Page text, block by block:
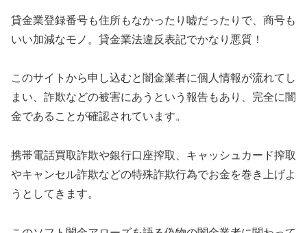
貸金業登録番号も住所もなかったり嘘だったりで、商号も
いい加減なモノ。貸金業法違反表記でかなり悪質！
このサイトから申し込むと闇金業者に個人情報が流れてし
まい、詐欺などの被害にあうという報告もあり、完全に闇
金であることが確認されています。
携帯電話買取詐欺や銀行口座搾取、キャッシュカード搾取
やキャンセル詐欺などの特殊詐欺行為でお金を巻き上げよ
うとしてきます。